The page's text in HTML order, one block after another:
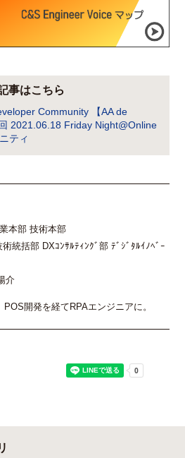
事はこちら
Community 【AA de
2021.06.18 Friday Night@Online
ティ
本部 技術本部
術統括部 DXｺﾝｻﾙﾃｨﾝｸﾞ部 ﾃﾞｼﾞﾀﾙｲﾉﾍﾞｰ
介
開発を経てRPAエンジニアに。